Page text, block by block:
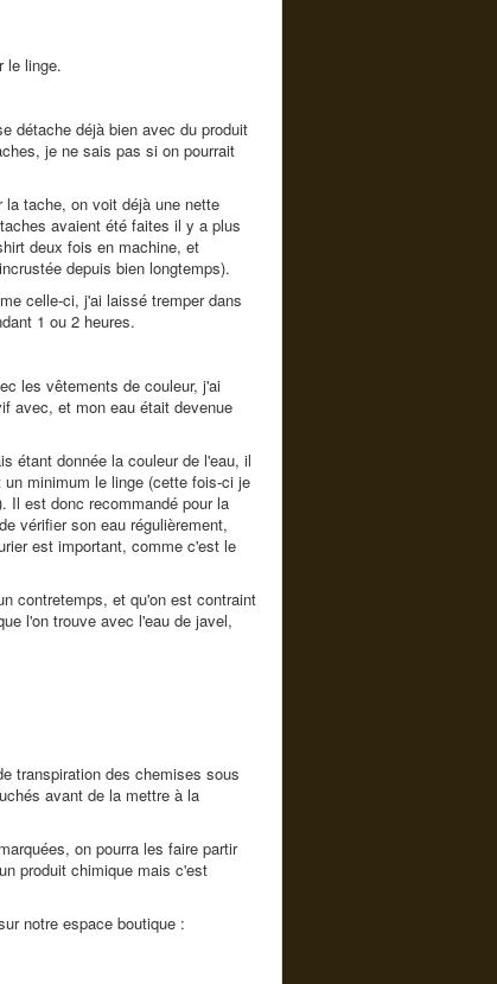
le linge.
détache déjà bien avec du produit
je ne sais pas si on pourrait
tache, on voit déjà une nette
avaient été faites il y a plus
deux fois en machine, et
depuis bien longtemps).
celle-ci, j'ai laissé tremper dans
1 ou 2 heures.
les vêtements de couleur, j'ai
avec, et mon eau était devenue
étant donnée la couleur de l'eau, il
un minimum le linge (cette fois-ci je
Il est donc recommandé pour la
vérifier son eau régulièrement,
est important, comme c'est le
contretemps, et qu'on est contraint
l'on trouve avec l'eau de javel,
transpiration des chemises sous
avant de la mettre à la
on pourra les faire partir
produit chimique mais c'est
notre espace boutique :